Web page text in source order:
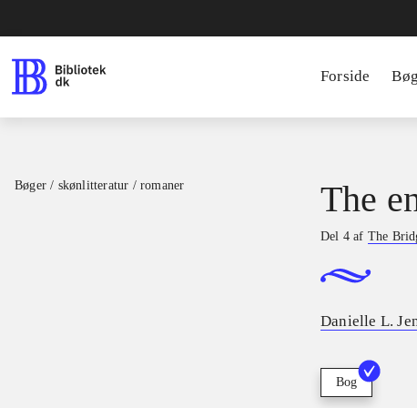
Forside
Bøger / skønlitteratur / romaner The
Del 4 af The
Danielle L.
Bog